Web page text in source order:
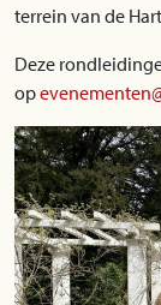
terrein van de
Deze
op